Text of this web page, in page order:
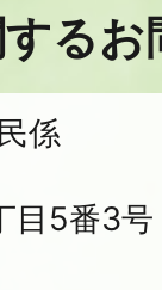
る
係
目5番3号